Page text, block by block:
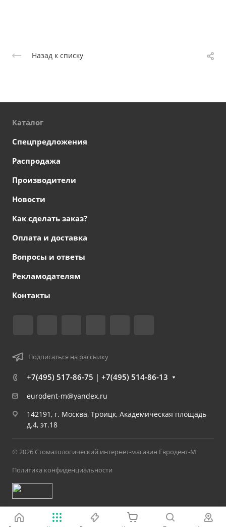
Назад к списку
Каталог
Спецпредложения
Распродажа
Производители
Новости
Как сделать заказ?
Оплата и доставка
Вопросы и ответы
Рекламодателям
Контакты
Подписаться на рассылку
+7(495) 517-86-75 | +7(495) 514-86-13
eurodent-m@yandex.ru
142191, г. Москва, Троицк, Академическая площадь
д.4, эт.18
© 2026 Стоматологический интернет-магазин Евродент-М
Политика конфиденциальности